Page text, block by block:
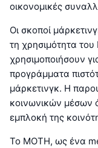
οικονομικές
Οι σκοποί
τη χρησιμότητα του
χρησιμοποιήσουν
προγράμματα
μάρκετινγκ. Η
κοινωνικών μέσων
εμπλοκή της
Το MOTH, ως ένα